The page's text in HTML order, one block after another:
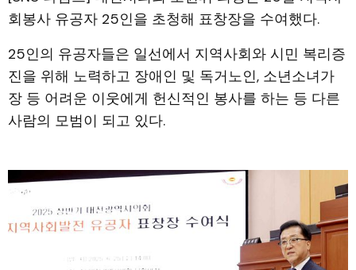
회봉사 유공자 25인을 초청해 표창장을 수여했다.
25인의 유공자들은 일선에서 지역사회와 시민 복리증
진을 위해 노력하고 장애인 및 독거노인, 소년소녀가
장 등 어려운 이웃에게 헌신적인 봉사를 하는 등 다른
사람의 모범이 되고 있다.